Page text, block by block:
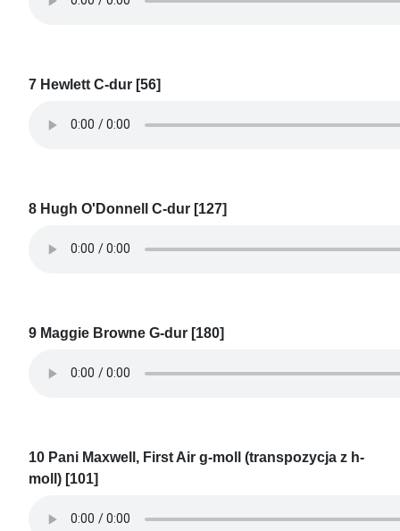
7 Hewlett C-dur [56]
8 Hugh O'Donnell C-dur [127]
9 Maggie Browne G-dur [180]
10 Pani Maxwell, First Air g-moll (transpozycja z h-
moll) [101]